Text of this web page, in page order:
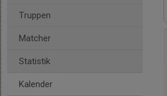
Truppen
Matcher
Statistik
Kalender